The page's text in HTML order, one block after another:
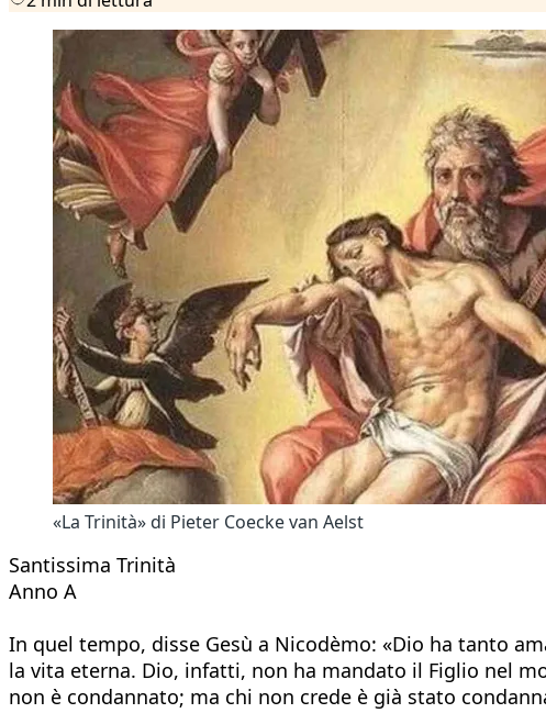
«La Trinità» di Pieter Coecke van Aelst
Santissima Trinità
Anno A
In quel tempo, disse Gesù a Nicodèmo: «Dio ha tanto
la vita eterna. Dio, infatti, non ha mandato il Figlio nel
non è condannato; ma chi non crede è già stato